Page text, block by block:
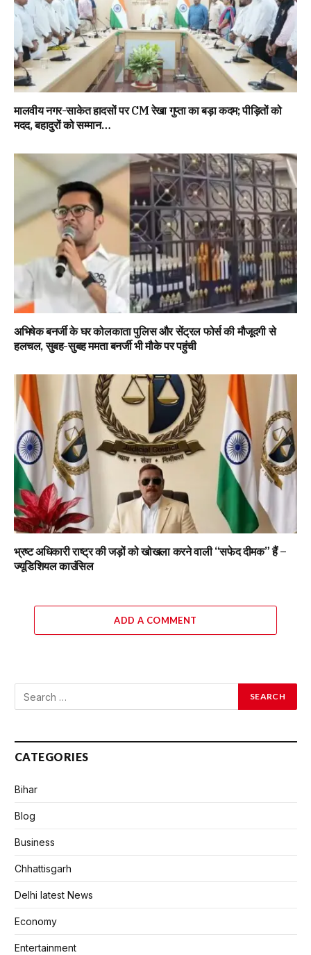
मालवीय नगर-साकेत हादसों पर CM रेखा गुप्ता का बड़ा कदम; पीड़ितों को
मदद, बहादुरों को सम्मान…
अभिषेक बनर्जी के घर कोलकाता पुलिस और सेंट्रल फोर्स की मौजूदगी से
हलचल, सुबह-सुबह ममता बनर्जी भी मौके पर पहुंची
भ्रष्ट अधिकारी राष्ट्र की जड़ों को खोखला करने वाली “सफेद दीमक” हैं –
ज्यूडिशियल काउंसिल
ADD A COMMENT
CATEGORIES
Bihar
Blog
Business
Chhattisgarh
Delhi latest News
Economy
Entertainment